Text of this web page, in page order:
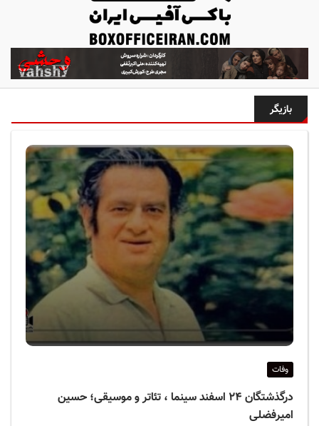
ب
ا
ک
آ
ی
س
ا
ی
ر
ا
ن
بازیگر
وفات
درگذشتگان ۲۴ اسفند سینما ، تئاتر و موسیقی؛ حسین
امیرفضلی